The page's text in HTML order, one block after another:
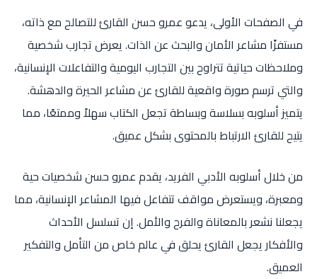
في الصفحات الأولى، يدعو عمرو حسن القارئ للتصالح مع ذاته،
مستفزًا مشاعر الأمان والبحث عن الذات. يعرض تجارب شخصية
وملاحظات حياتية تتراوح بين التجارب اليومية والتفاعلات الإنسانية،
والتي ترسم صورة واقعية للقارئ عن مشاعر الحيرة والدهشة.
يتميز أسلوبه بسلاسة وبساطة تجعل الكتاب سهلاً وممتعًا، مما
يتيح للقارئ الارتباط بالمحتوى بشكل عميق.
من خلال أسلوبه الأدبي الفريد، يقدم عمرو حسن شخصيات حية
ومعبرة، ويستعرض مواقف تتفاعل فيها المشاعر الإنسانية، مما
يجعلنا نشعر بالمعاناة والفرح والأمل. إن تسلسل الأحداث
والأفكار يجعل القارئ يحلق في عالم خاص من التأمل والتفكير
العميق.